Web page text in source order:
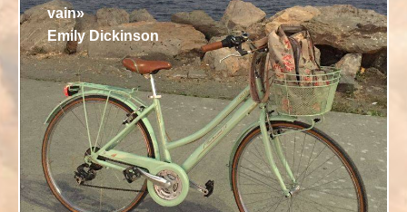
vain»
Emily Dickinson